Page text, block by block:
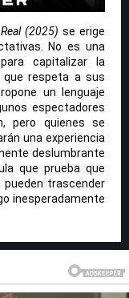
(2025) se erige
No es una
capitalizar la
que respeta a sus
un lenguaje
espectadores
pero quienes se
una experiencia
deslumbrante
que prueba que
trascender
inesperadamente